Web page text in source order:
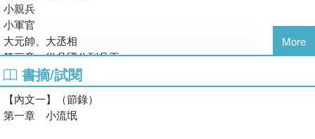
現代明史研究的開拓者和奠基人吳?，三十年嘔心瀝血之作。
吳?用翔實的考據、生動的筆觸，刻畫了朱元璋從乞丐到皇
帝、從「文盲」到「一國之主」跌宕起伏的一生。本書以一九
四九年版本為底稿，尚未受毛澤東影響，註解詳盡，是至今明
史研究的必讀書目，也是吳?的代表作品。
小親兵
小軍官
大元帥、大丞相
第三章 從吳國公到吳王
鄱陽湖決戰
取東吳
南征北伐
第四章 大皇帝的統治術
More
書摘/試閱
【內文一】（節錄）
第一章 小流氓